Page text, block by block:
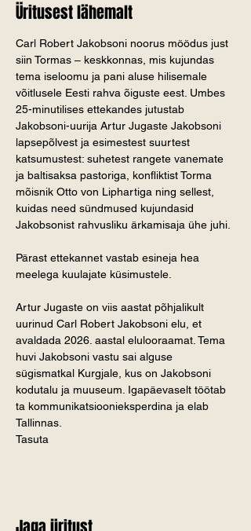
Üritusest lähemalt
Carl Robert Jakobsoni noorus möödus just
siin Tormas – keskkonnas, mis kujundas
tema iseloomu ja pani aluse hilisemale
võitlusele Eesti rahva õiguste eest. Umbes
25-minutilises ettekandes jutustab
Jakobsoni-uurija Artur Jugaste Jakobsoni
lapsepõlvest ja esimestest suurtest
katsumustest: suhetest rangete vanemate
ja baltisaksa pastoriga, konfliktist Torma
mõisnik Otto von Liphartiga ning sellest,
kuidas need sündmused kujundasid
Jakobsonist rahvusliku ärkamisaja ühe juhi.
Pärast ettekannet vastab esineja hea
meelega kuulajate küsimustele.
Artur Jugaste on viis aastat põhjalikult
uurinud Carl Robert Jakobsoni elu, et
avaldada 2026. aastal elulooraamat. Tema
huvi Jakobsoni vastu sai alguse
sügismatkal Kurgjale, kus on Jakobsoni
kodutalu ja muuseum. Igapäevaselt töötab
ta kommunikatsioonieksperdina ja elab
Tallinnas.
Tasuta